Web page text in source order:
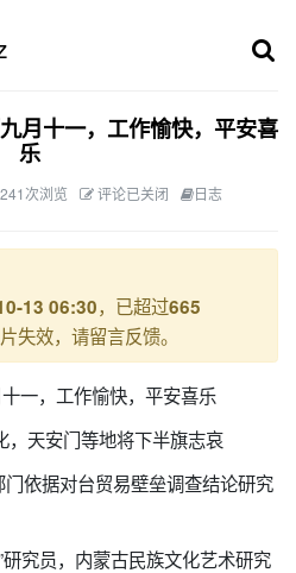
月十一，工作愉快，平安喜
乐
次浏览 评论已关闭 日志
13 06:30，已超过665
失效，请留言反馈。
一，工作愉快，平安喜乐
天安门等地将下半旗志哀
依据对台贸易壁垒调查结论研究
究员，内蒙古民族文化艺术研究